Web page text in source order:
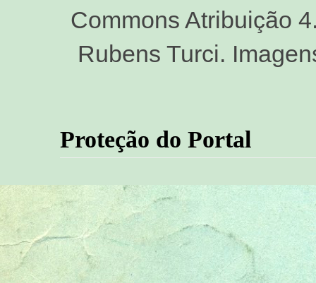
Commons Atribuição
Rubens Turci.
Proteção do Portal